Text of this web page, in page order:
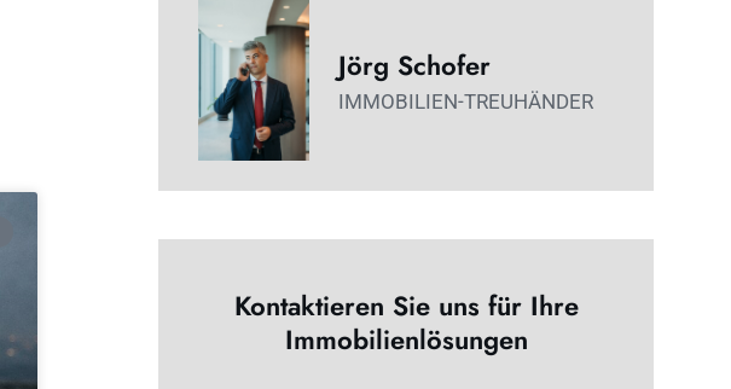
Jörg Schofer
IMMOBILIEN-TREUHÄNDER
Kontaktieren Sie uns für Ihre
Immobilienlösungen